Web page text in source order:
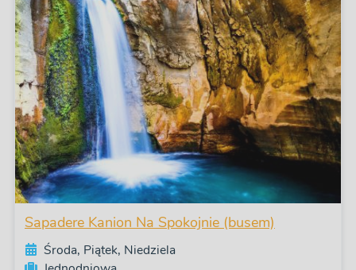
Sapadere Kanion Na Spokojnie (busem)
Środa, Piątek, Niedziela